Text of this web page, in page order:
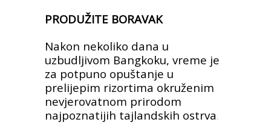
PRODUŽITE BORAVAK
Nakon nekoliko dana u
uzbudljivom Bangkoku, vreme je
za potpuno opuštanje u
prelijepim rizortima okruženim
nevjerovatnom prirodom
najpoznatijih tajlandskih ostrva.